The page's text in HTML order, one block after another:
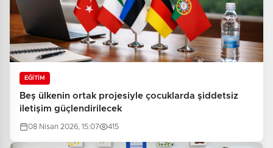
EĞİTİM
Beş ülkenin ortak projesiyle çocuklarda şiddetsiz
iletişim güçlendirilecek
08 Nisan 2026, 15:07 415